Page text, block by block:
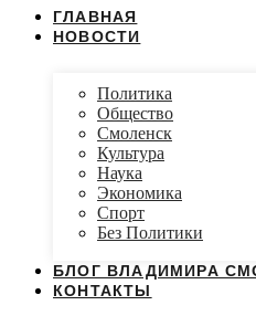
ГЛАВНАЯ
НОВОСТИ
Политика
Общество
Смоленск
Культура
Наука
Экономика
Спорт
Без Политики
БЛОГ ВЛАДИМИРА
КОНТАКТЫ